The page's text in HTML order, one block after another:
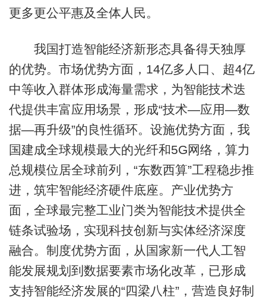
更多更公平惠及全体人民。
我国打造智能经济新形态具备得天独厚
的优势。市场优势方面，14亿多人口、超4亿
中等收入群体形成海量需求，为智能技术迭
代提供丰富应用场景，形成“技术—应用—数
据—再升级”的良性循环。设施优势方面，我
国建成全球规模最大的光纤和5G网络，算力
总规模位居全球前列，“东数西算”工程稳步推
进，筑牢智能经济硬件底座。产业优势方
面，全球最完整工业门类为智能技术提供全
链条试验场，实现科技创新与实体经济深度
融合。制度优势方面，从国家新一代人工智
能发展规划到数据要素市场化改革，已形成
支持智能经济发展的“四梁八柱”，营造良好制